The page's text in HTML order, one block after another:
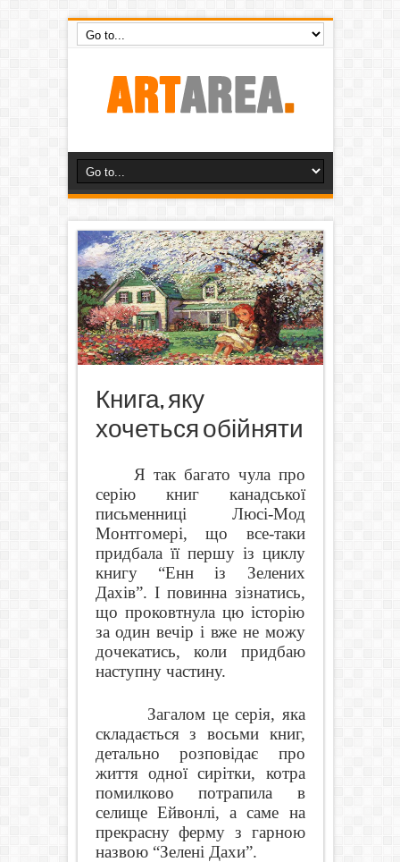
Книга, яку
хочеться обійняти
Я так багато чула про
серію книг канадської
письменниці Люсі-Мод
Монтгомері, що все-таки
придбала її першу із циклу
книгу “Енн із Зелених
Дахів”. І повинна зізнатись,
що проковтнула цю історію
за один вечір і вже не можу
дочекатись, коли придбаю
наступну частину.
Загалом це серія, яка
складається з восьми книг,
детально розповідає про
життя одної сирітки, котра
помилково потрапила в
селище Ейвонлі, а саме на
прекрасну ферму з гарною
назвою “Зелені Дахи”.